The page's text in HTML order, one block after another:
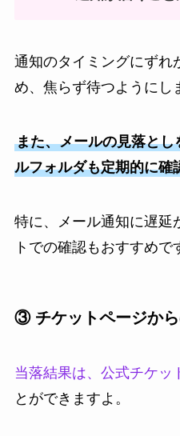
通知のタイミングにずれ
め、焦らず待つようにし
また、メールの見落と
ルフォルダも定期的に確
特に、メール通知に遅延
トでの確認もおすすめで
③ チケットページか
当落結果は、公式チケッ
とができますよ。